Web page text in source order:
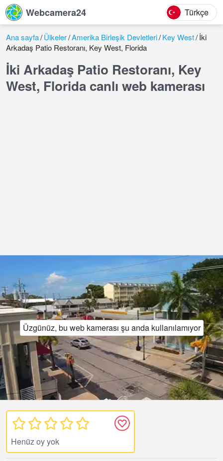
Webcamera24 Türkçe
Ana sayfa Ülkeler Amerika Birleşik Devletleri Key West İki
Arkadaş Patio Restoranı, Key West, Florida
İki Arkadaş Patio Restoranı, Key
West, Florida canlı web kamerası
Üzgünüz, bu web kamerası şu anda kullanılamıyor
Henüz oy yok